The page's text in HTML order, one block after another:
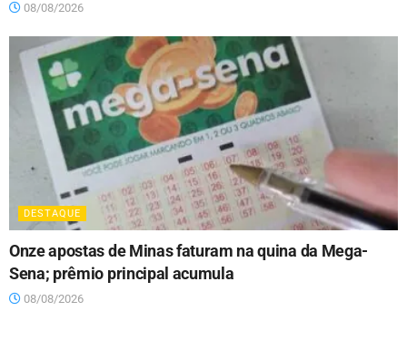
08/08/2026
DESTAQUE
Onze apostas de Minas faturam na quina da Mega-
Sena; prêmio principal acumula
08/08/2026